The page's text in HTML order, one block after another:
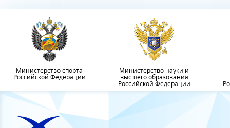
Министерство спорта
Российской Федерации
Министерство науки и
высшего образования
Российской Федерации